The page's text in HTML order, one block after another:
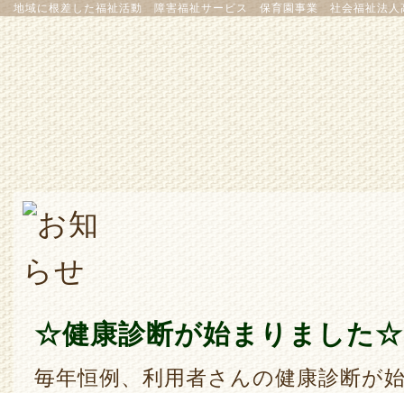
地域に根差した福祉活動 障害福祉サービス 保育園事業 社会福祉法人
☆健康診断が始まりました☆
毎年恒例、利用者さんの健康診断が